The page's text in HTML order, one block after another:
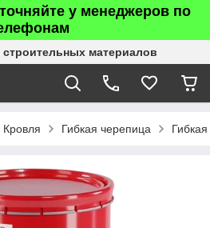
у менеджеров по
материалов
Кровля Гибкая черепица